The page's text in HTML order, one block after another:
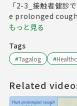
「2-3_接触者健診
e prolonged
もっと見る
Tags
#Tagalog #
Related